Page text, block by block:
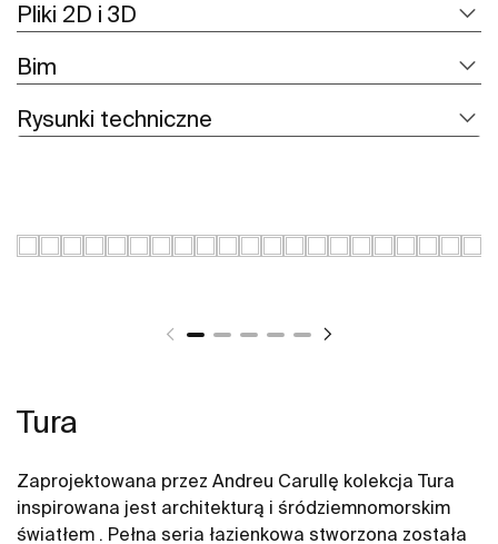
Pliki 2D i 3D
Bim
Rysunki techniczne
Tura
Zaprojektowana przez Andreu Carullę kolekcja Tura
inspirowana jest architekturą i śródziemnomorskim
światłem . Pełna seria łazienkowa stworzona została